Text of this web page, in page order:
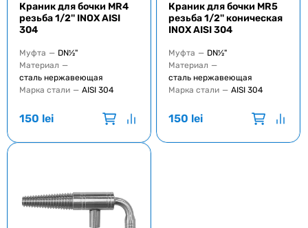
Краник для бочки MR4
резьба 1/2'' INOX AISI
304
Муфта — DN½"
Материал —
сталь нержавеющая
Марка стали — AISI 304
150 lei
Краник для бочки MR5
резьба 1/2'' коническая
INOX AISI 304
Муфта — DN½"
Материал —
сталь нержавеющая
Марка стали — AISI 304
150 lei